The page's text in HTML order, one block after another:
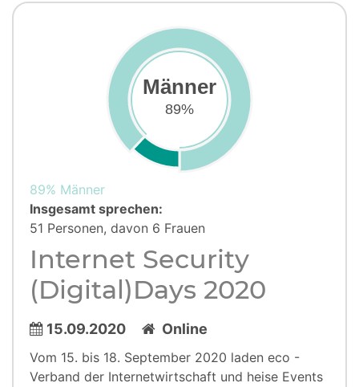
Männer
89%
89% Männer
Insgesamt sprechen:
51 Personen, davon 6 Frauen
Internet Security
(Digital)Days 2020
15.09.2020 Online
Vom 15. bis 18. September 2020 laden eco -
Verband der Internetwirtschaft und heise Events